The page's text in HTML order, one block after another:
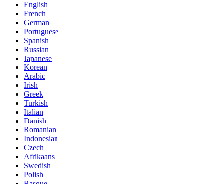
English
French
German
Portuguese
Spanish
Russian
Japanese
Korean
Arabic
Irish
Greek
Turkish
Italian
Danish
Romanian
Indonesian
Czech
Afrikaans
Swedish
Polish